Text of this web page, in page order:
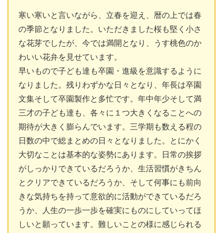
寒い寒いと言いながら、立春を迎え、暦の上では春
の季節となりました。いただきました桜も堅く小さ
な花芽でしたが、今では満開となり、うす桃色のか
わいい花弁を見せています。
早いもので子ども達も卒園・進級を意識するように
なりました。残りわずかな日々となり、年長は卒園
文集そして卒園製作と多忙です。年中年少そして満
三才の子ども達も、各々に１つ大きくなることへの
期待が大きく膨らんでいます。三学期も数える程の
日数の中で総まとめの日々となりました。とにかく
大切なことは基本的な姿勢にあります。日常の挨拶
がしっかりできているだろうか、生活習慣がきちん
とクリアできているだろうか、そして何事にも前向
きな気持ちを持って意欲的に活動ができているだろ
うか、人生の一歩一歩を確実にものにしていってほ
しいと願っています。難しいことの様に感じられる